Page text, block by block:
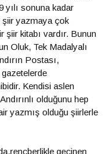
yılı sonuna kadar
şiir yazmaya çok
şiir kitabı vardır. Bunun
Oluk, Tek Madalyalı
Postası,
Kendisi aslen
olduğunu hep
yazmış olduğu şiirlerle
geçinen